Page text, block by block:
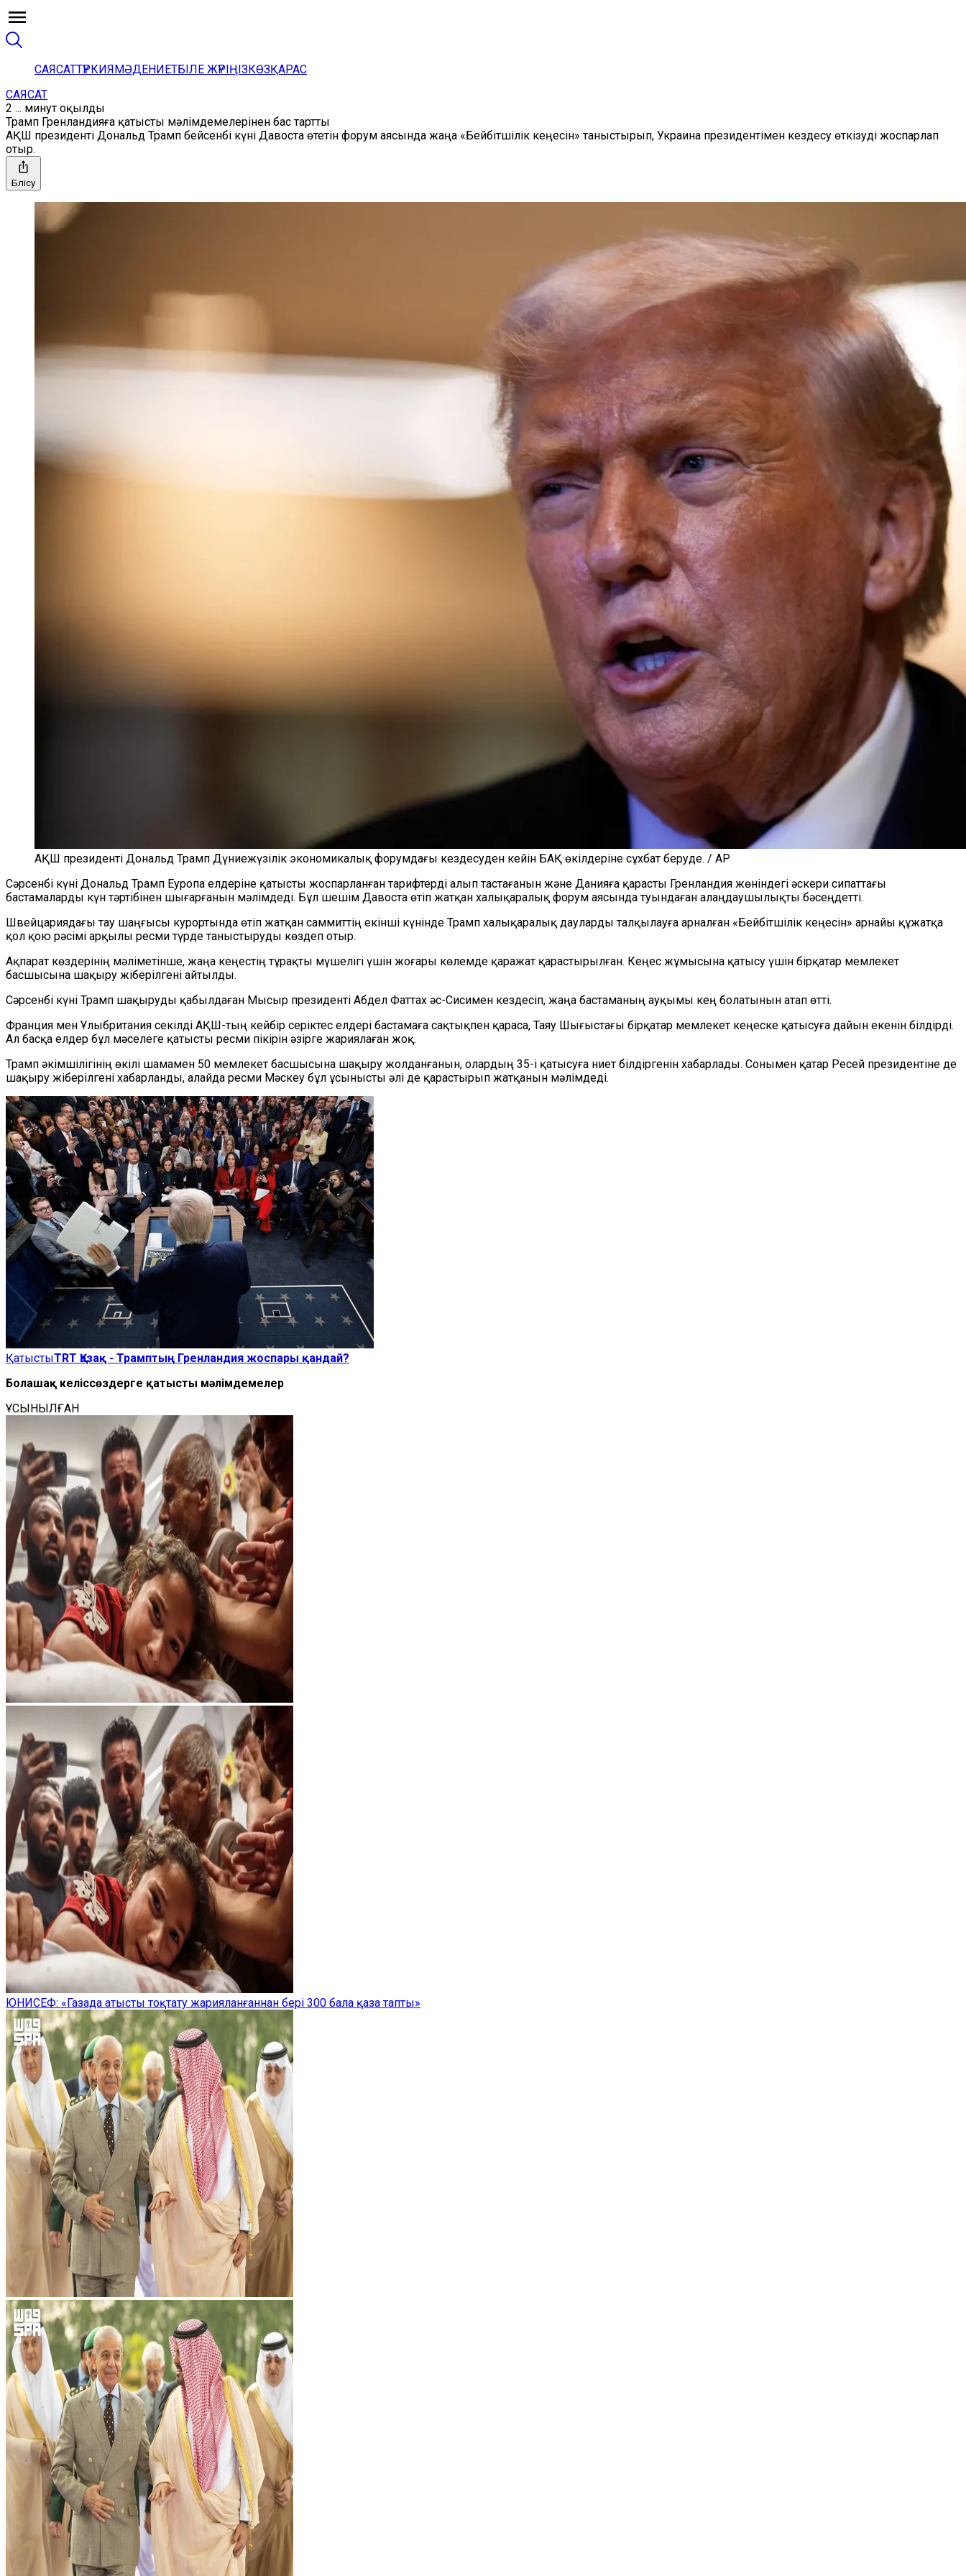
САЯСАТТҮРКИЯМӘДЕНИЕТБІЛЕ ЖҮРІҢІЗКӨЗҚАРАС
САЯСАТ
2 ... минут оқылды
Трамп Гренландияға қатысты мәлімдемелерінен бас тартты
АҚШ президенті Дональд Трамп бейсенбі күні Давоста өтетін форум аясында жаңа «Бейбітшілік кеңесін» таныстырып, Украина президентімен кездесу өткізуді жоспарлап
отыр.
Бөлісу
АҚШ президенті Дональд Трамп Дүниежүзілік экономикалық форумдағы кездесуден кейін БАҚ өкілдеріне сұхбат беруде. / AP
Сәрсенбі күні Дональд Трамп Еуропа елдеріне қатысты жоспарланған тарифтерді алып тастағанын және Данияға қарасты Гренландия жөніндегі әскери сипаттағы
бастамаларды күн тәртібінен шығарғанын мәлімдеді. Бұл шешім Давоста өтіп жатқан халықаралық форум аясында туындаған алаңдаушылықты бәсеңдетті.
Швейцариядағы тау шаңғысы курортында өтіп жатқан саммиттің екінші күнінде Трамп халықаралық дауларды талқылауға арналған «Бейбітшілік кеңесін» арнайы құжатқа
қол қою рәсімі арқылы ресми түрде таныстыруды көздеп отыр.
Ақпарат көздерінің мәліметінше, жаңа кеңестің тұрақты мүшелігі үшін жоғары көлемде қаражат қарастырылған. Кеңес жұмысына қатысу үшін бірқатар мемлекет
басшысына шақыру жіберілгені айтылды.
Сәрсенбі күні Трамп шақыруды қабылдаған Мысыр президенті Абдел Фаттах әс-Сисимен кездесіп, жаңа бастаманың ауқымы кең болатынын атап өтті.
Франция мен Ұлыбритания секілді АҚШ-тың кейбір серіктес елдері бастамаға сақтықпен қараса, Таяу Шығыстағы бірқатар мемлекет кеңеске қатысуға дайын екенін білдірді.
Ал басқа елдер бұл мәселеге қатысты ресми пікірін әзірге жариялаған жоқ.
Трамп әкімшілігінің өкілі шамамен 50 мемлекет басшысына шақыру жолданғанын, олардың 35-і қатысуға ниет білдіргенін хабарлады. Сонымен қатар Ресей президентіне де
шақыру жіберілгені хабарланды, алайда ресми Мәскеу бұл ұсынысты әлі де қарастырып жатқанын мәлімдеді.
ҚатыстыTRT Қазақ - Трамптың Гренландия жоспары қандай?
Болашақ келіссөздерге қатысты мәлімдемелер
ҰСЫНЫЛҒАН
ЮНИСЕФ: «Газада атысты тоқтату жарияланғаннан бері 300 бала қаза тапты»